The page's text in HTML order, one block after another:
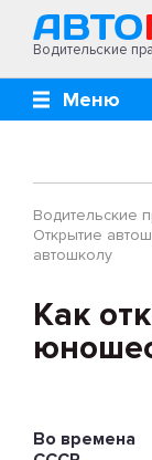
Водительские
Меню
Водительские
Открытие
автошколу
Как
Во времена